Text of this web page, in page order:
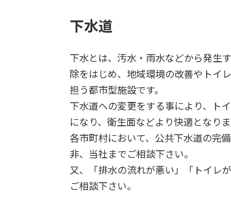
下水道
下水とは、汚水・雨水などから発生
除をはじめ、地域環境の改善やトイ
担う都市型施設です。
下水道への変更をする事により、ト
になり、衛生面などより快適となりま
各市町村において、公共下水道の完
非、当社までご相談下さい。
又、「排水の流れが悪い」「トイレ
ご相談下さい。